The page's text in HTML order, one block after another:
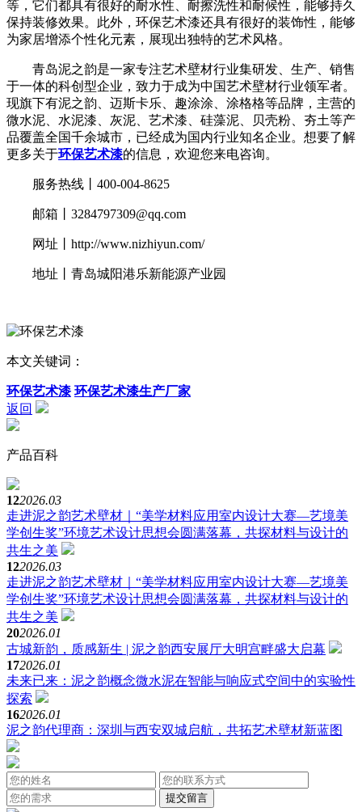
等，它们都具有很好的耐水性、耐擦洗性和耐候性，能够持久
保持装修效果。此外，环保艺术漆还具有很好的装饰性，能够
为家居增添个性化元素，展现出独特的艺术风格。
青岛泥之韵是一家专注艺术壁材行业集研发、生产、销售
于一体的科创型企业，致力于成为中国艺术壁材行业领军者。
现旗下有泥之韵、迈斯卡乐、趣涂涂、涂格格等品牌，主营的
微水泥、水泥漆、灰泥、艺术漆、硅藻泥、贝壳粉、夯土等产
品覆盖全国千余城市，已经成为国内行业知名企业。想要了解
更多关于环保艺术漆的信息，欢迎您来电咨询。
服务热线丨400-004-8625
邮箱丨3284797309@qq.com
网址丨http://www.nizhiyun.com/
地址丨青岛城阳港乐新能源产业园
本文关键词：
环保艺术漆 环保艺术漆生产厂家
返回
产品百科
122026.03
走进泥之韵艺术壁材｜“美学材料应用室内设计大赛—艺境美
学创生奖”环境艺术设计思想会圆满落幕，共探材料与设计的
共生之美
122026.03
走进泥之韵艺术壁材｜“美学材料应用室内设计大赛—艺境美
学创生奖”环境艺术设计思想会圆满落幕，共探材料与设计的
共生之美
202026.01
古城新韵，质感新生 | 泥之韵西安展厅大明宫畔盛大启幕
172026.01
未来已来：泥之韵概念微水泥在智能与响应式空间中的实验性
探索
162026.01
泥之韵代理商：深圳与西安双城启航，共拓艺术壁材新蓝图